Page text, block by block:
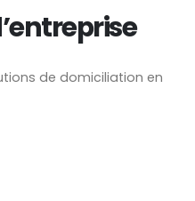
de domiciliation en